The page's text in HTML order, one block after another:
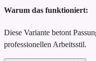
Warum das funktioniert:
Diese Variante betont
professionellen Arbeitsstil.